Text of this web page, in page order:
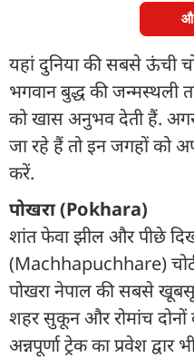
यहां दुनिया की सबसे ऊंची
भगवान बुद्ध की जन्मस्थली
को खास अनुभव देती हैं.
जा रहे हैं तो इन जगहों को
करें.
पोखरा (Pokhara)
शांत फेवा झील और पीछे
(Machhapuchhare)
पोखरा नेपाल की सबसे
शहर सुकून और रोमांच दोनों
अन्नपूर्णा ट्रेक का प्रवेश द्वार